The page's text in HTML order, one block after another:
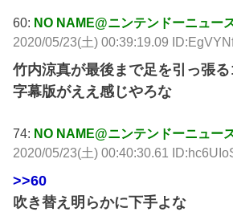
60: NO NAME@ニンテンドーニュー
2020/05/23(土) 00:39:19.09
竹内涼真が最後まで足を引っ張
字幕版がええ感じやろな
74: NO NAME@ニンテンドーニュー
2020/05/23(土) 00:40:30.61
>>60
吹き替え明らかに下手よな